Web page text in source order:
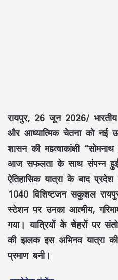
रायपुर, 26 जून 2026/
और आध्यात्मिक चेतनाको नई
शासनकी महत्वाकांक्षी
आज सफलता के साथ संपन्न
ऐतिहासिक यात्रा के बाद
1040 विशिष्टजनसकुशल
स्टेशनपर उनका आत्मीय,
गया। यात्रियों के चेहरों पर
की झलक इस अभिनव यात्रा
प्रमाण बनी।